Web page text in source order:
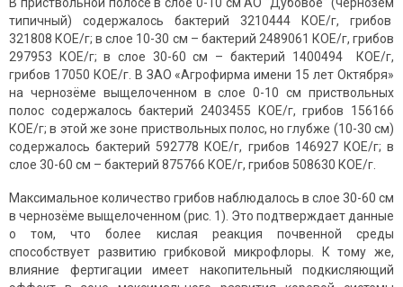
типичный) содержалось бактерий 3210444 КОЕ/г, грибов
321808 КОЕ/г; в слое 10-30 см – бактерий 2489061 КОЕ/г, грибов
297953 КОЕ/г; в слое 30-60 см – бактерий 1400494 КОЕ/г,
грибов 17050 КОЕ/г. В ЗАО «Агрофирма имени 15 лет Октября»
на чернозёме выщелоченном в слое 0-10 см приствольных
полос содержалось бактерий 2403455 КОЕ/г, грибов 156166
КОЕ/г; в этой же зоне приствольных полос, но глубже (10-30 см)
содержалось бактерий 592778 КОЕ/г, грибов 146927 КОЕ/г; в
слое 30-60 см – бактерий 875766 КОЕ/г, грибов 508630 КОЕ/г.
Максимальное количество грибов наблюдалось в слое 30-60 см
в чернозёме выщелоченном (рис. 1). Это подтверждает данные
о том, что более кислая реакция почвенной среды
способствует развитию грибковой микрофлоры. К тому же,
влияние фертигации имеет накопительный подкисляющий